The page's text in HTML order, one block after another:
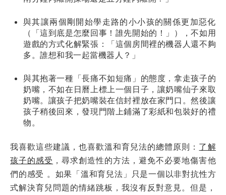
與其讓兩個剛開始學走路的小小孩的關係更加惡化
（「這到底是怎麼回事！誰先開始的！」），不如用
遊戲的方式化解緊張：「這個房間裡的機器人還不夠
多。誰想和我一起當機器人？」
與其抱著一種「長痛不如短痛」的態度，拿走孩子的
奶嘴，不如在日曆上標上一個日子，讓奶嘴仙子來取
奶嘴。讓孩子把奶嘴裝在信封裡放在家門口。然後讓
孩子稍後回來，發現門階上鋪滿了彩紙和包裝好的禮
物。
我喜歡這些建議，也喜歡溫和育兒法的總體原則： 了解
孩子的感受 ，尋求創造性的方法，避免不必要地傷害他
們的感受 。如果「溫和育兒法」只是一個以非對抗性方
式解決育兒問題的情緒跳板，我沒有反對意見。但是，